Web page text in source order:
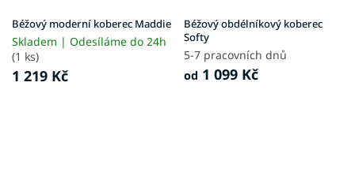
Béžový moderní koberec Maddie
Skladem | Odesíláme do 24h
(1 ks)
1 219 Kč
Béžový obdélníkový koberec
Softy
5-7 pracovních dnů
od 1 099 Kč